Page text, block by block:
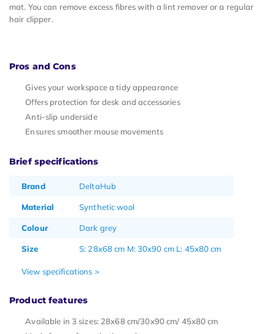
mat. You can remove excess fibres with a lint remover or a regular
hair clipper.
Pros and Cons
Gives your workspace a tidy appearance
Offers protection for desk and accessories
Anti-slip underside
Ensures smoother mouse movements
Brief specifications
Brand DeltaHub
Material Synthetic wool
Colour Dark grey
Size S: 28x68 cm M: 30x90 cm L: 45x80 cm
View specifications >
Product features
Available in 3 sizes: 28x68 cm/30x90 cm/ 45x80 cm